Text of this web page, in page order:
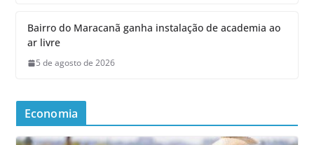
Bairro do Maracanã ganha instalação de academia ao
ar livre
5 de agosto de 2026
Economia